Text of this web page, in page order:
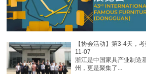
【协会活动】第3-4天，
11-07
浙江是中国家具产业制造
州，更是聚集了...